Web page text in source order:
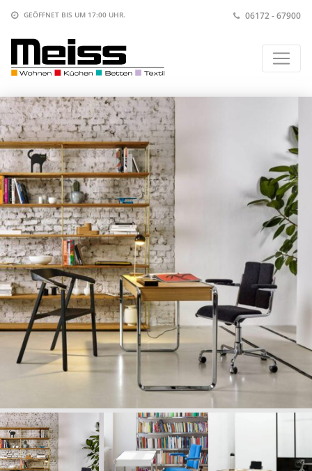
GEÖFFNET BIS UM 17:00 UHR. 06172 - 67900